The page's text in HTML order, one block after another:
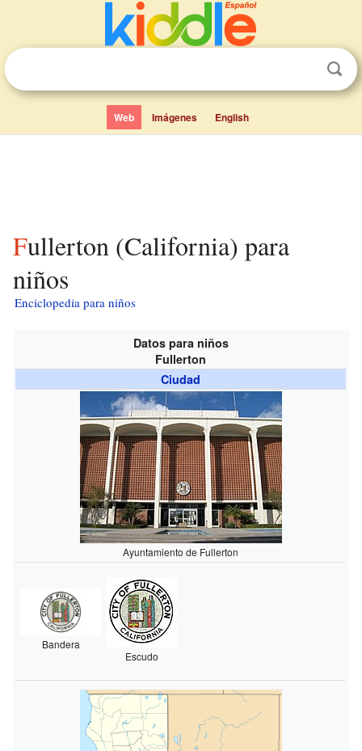
Web Imágenes English
Fullerton (California) para
niños
Enciclopedia para niños
Datos para niños
Fullerton
Ciudad
Ayuntamiento de Fullerton
Bandera
Escudo